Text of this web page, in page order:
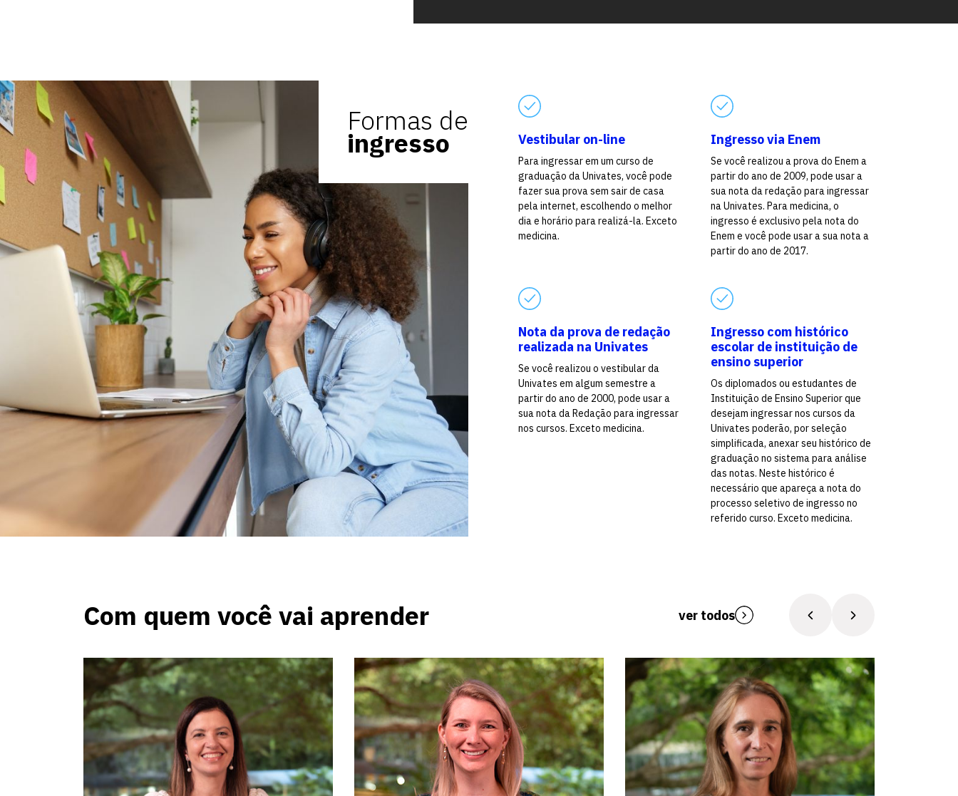
Formas de
ingresso Vestibular on-line
Para ingressar em um curso de
graduação da Univates, você pode
fazer sua prova sem sair de casa
pela internet, escolhendo o melhor
dia e horário para realizá-la. Exceto
medicina.
Ingresso via Enem
Se você realizou a prova do Enem a
partir do ano de 2009, pode usar a
sua nota da redação para ingressar
na Univates. Para medicina, o
ingresso é exclusivo pela nota do
Enem e você pode usar a sua nota a
partir do ano de 2017.
Nota da prova de redação
realizada na Univates
Se você realizou o vestibular da
Univates em algum semestre a
partir do ano de 2000, pode usar a
sua nota da Redação para ingressar
nos cursos. Exceto medicina.
Ingresso com histórico
escolar de instituição de
ensino superior
Os diplomados ou estudantes de
Instituição de Ensino Superior que
desejam ingressar nos cursos da
Univates poderão, por seleção
simplificada, anexar seu histórico de
graduação no sistema para análise
das notas. Neste histórico é
necessário que apareça a nota do
processo seletivo de ingresso no
referido curso. Exceto medicina.
Com quem você vai aprender ver todos